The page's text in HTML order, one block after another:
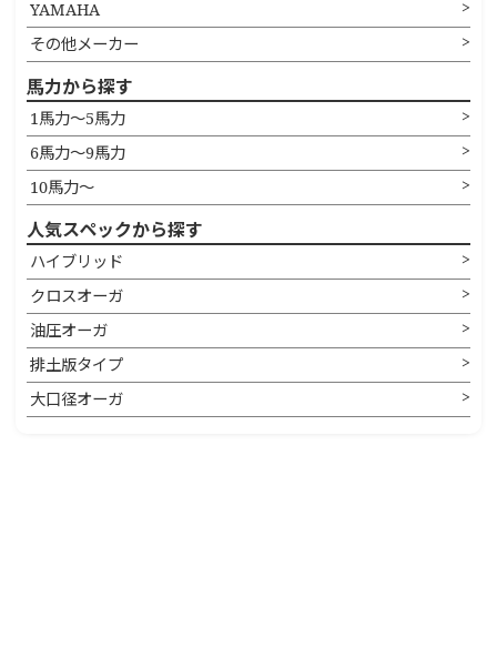
YAMAHA
その他メーカー
馬力から探す
1馬力〜5馬力
6馬力〜9馬力
10馬力〜
人気スペックから探す
ハイブリッド
クロスオーガ
油圧オーガ
排土版タイプ
大口径オーガ